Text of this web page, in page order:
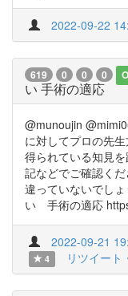
2022-09-22
619 0 0 0
い 手術の適応
@munoujin
に対してプロの先
得られている知見
記などでご確認く
違っていないでし
い 手術の適応
2022-09-21
4
リツイート